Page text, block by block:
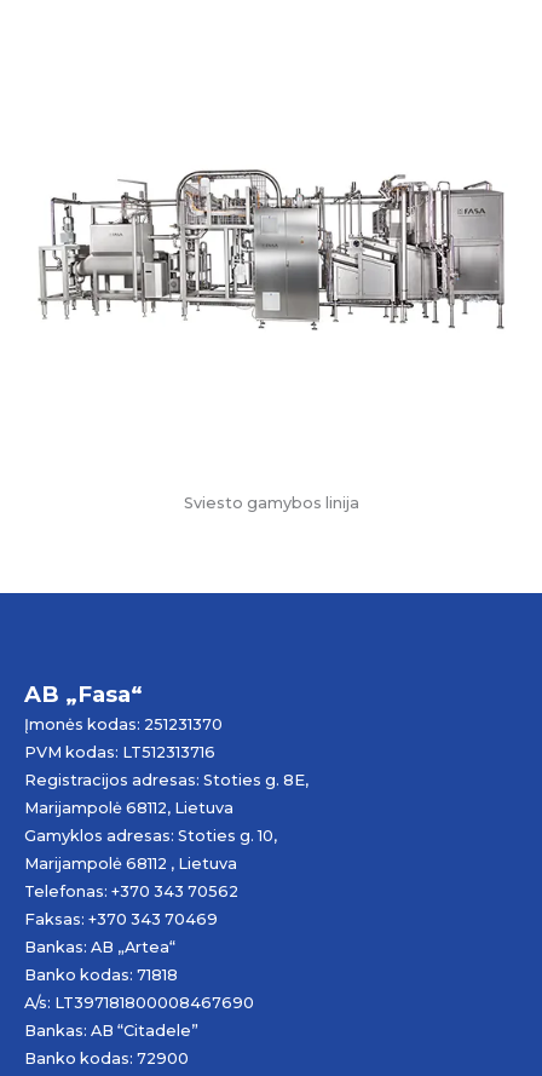
Sviesto gamybos linija
AB „Fasa“
Įmonės kodas: 251231370
PVM kodas: LT512313716
Registracijos adresas: Stoties g. 8E,
Marijampolė 68112, Lietuva
Gamyklos adresas: Stoties g. 10,
Marijampolė 68112 , Lietuva
Telefonas: +370 343 70562
Faksas: +370 343 70469
Bankas: AB „Artea“
Banko kodas: 71818
A/s: LT397181800008467690
Bankas: AB “Citadele”
Banko kodas: 72900